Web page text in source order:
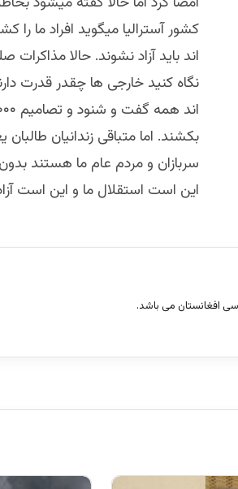
اند باید آزاد نشوند. حالا
سربازان و مردم عام ما هستند
این است استقلال ما و این است
افغانستان می باشد.